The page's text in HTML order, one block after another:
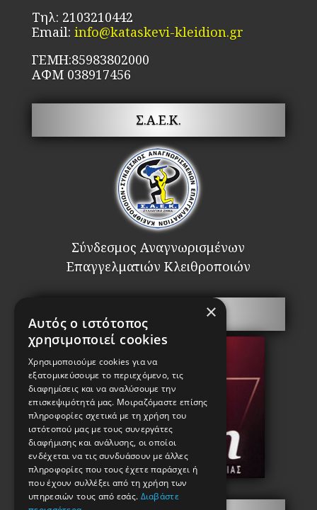
Τηλ: 2103210442
Email: info@kataskevi-kleidion.gr
ΓΕΜΗ:85983802000
ΑΦΜ 038917456
Σ.Α.Ε.Κ.
Σύνδεσμος Αναγνωρισμένων
Επαγγελματιών Κλειθροποιών
Πόρτες Ασφαλείας
×
Αυτός ο ιστότοπος
χρησιμοποιεί cookies
Χρησιμοποιούμε cookies για να
εξατομικεύσουμε το περιεχόμενο, τις
διαφημίσεις και να αναλύσουμε την
επισκεψιμότητά μας. Μοιραζόμαστε επίσης
πληροφορίες σχετικά με τη χρήση του
ιστότοπού μας με τους συνεργάτες
διαφήμισης και ανάλυσης, οι οποίοι
ενδέχεται να τις συνδυάσουν με άλλες
πληροφορίες που τους έχετε παράσχει ή
που έχουν συλλέξει από τη χρήση των
υπηρεσιών τους από εσάς. Διαβάστε